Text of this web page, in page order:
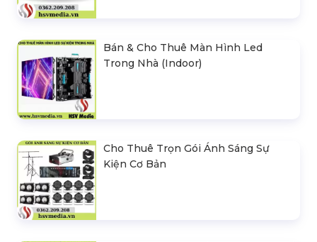
Bán & Cho Thuê Màn Hình Led
Trong Nhà (Indoor)
Cho Thuê Trọn Gói Ánh Sáng Sự
Kiện Cơ Bản